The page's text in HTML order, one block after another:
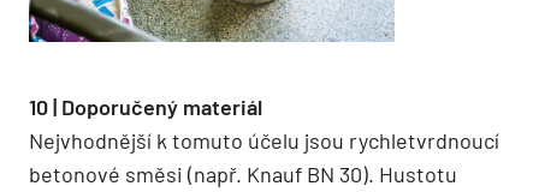
10 | Doporučený materiál
Nejvhodnější k tomuto účelu jsou rychletvrdnoucí
betonové směsi (např. Knauf BN 30). Hustotu